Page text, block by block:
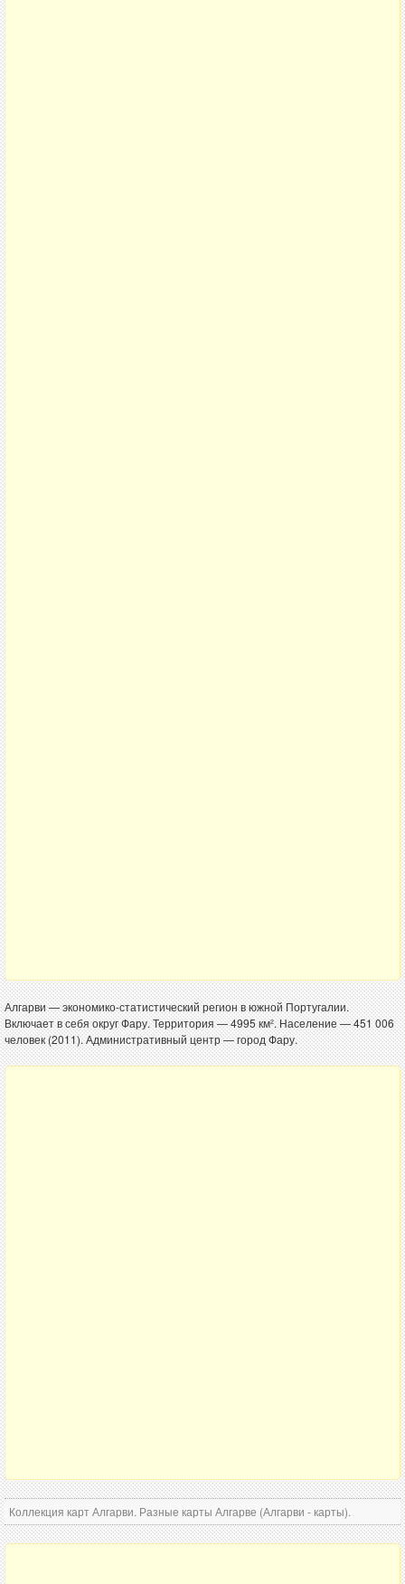
Алгарви — экономико-статистический регион в южной Португалии.
Включает в себя округ Фару. Территория — 4995 км². Население — 451 006
человек (2011). Административный центр — город Фару.
Коллекция карт Алгарви. Разные карты Алгарве (Алгарви - карты).